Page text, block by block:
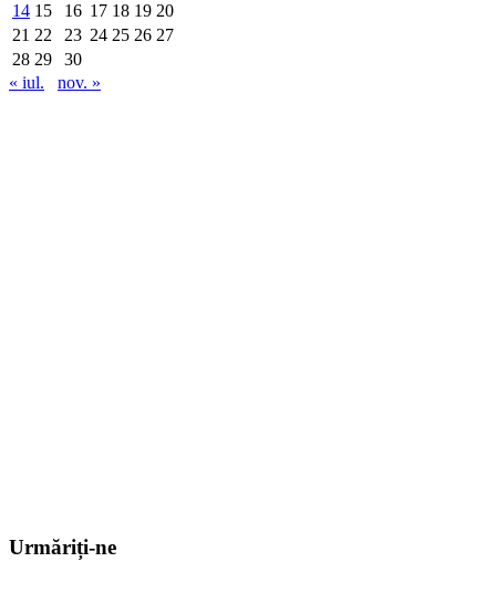
14 15 16 17 18 19 20
21 22 23 24 25 26 27
28 29
30
« iul.
nov. »
Urmăriți-ne